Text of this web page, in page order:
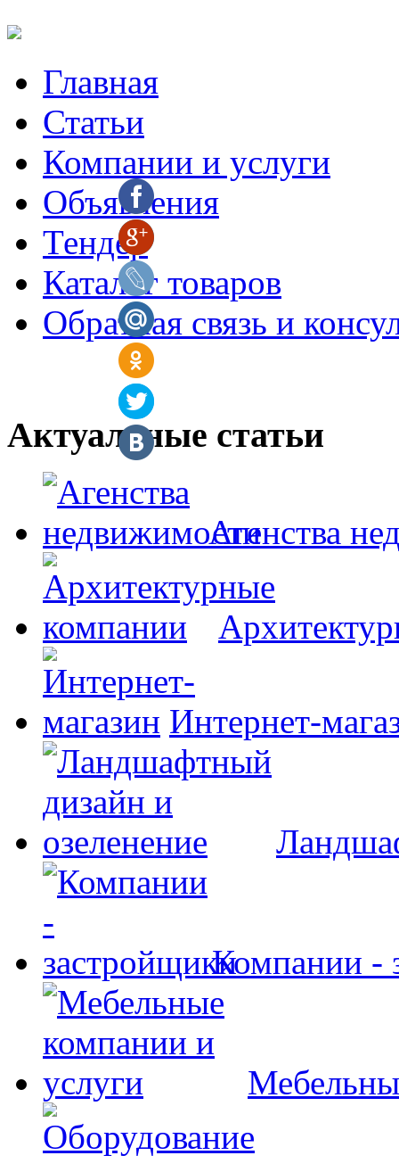
Главная
Статьи
Компании и услуги
Объявления
Тендер
Каталог товаров
Обратная связь и
Актуальные статьи
Агенства
Интернет-
Компании -